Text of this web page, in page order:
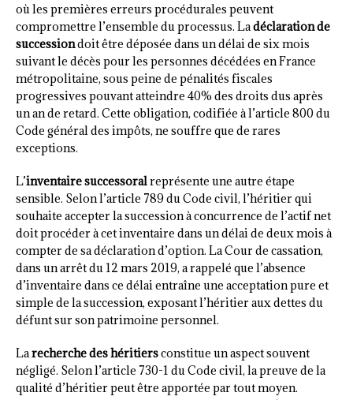
où les premières erreurs procédurales peuvent
compromettre l’ensemble du processus. Ladéclaration de
successiondoit être déposée dans un délai de six mois
suivant le décès pour les personnes décédées en France
métropolitaine, sous peine de pénalités fiscales
progressives pouvant atteindre 40% des droits dus après
un an de retard. Cette obligation, codifiée à l’article 800 du
Code général des impôts, ne souffre que de rares
exceptions.
L’inventaire successoralreprésente une autre étape
sensible. Selon l’article 789 du Code civil, l’héritier qui
souhaite accepter la succession à concurrence de l’actif net
doit procéder à cet inventaire dans un délai de deux mois à
compter de sa déclaration d’option. La Cour de cassation,
dans un arrêt du 12 mars 2019, a rappelé que l’absence
d’inventaire dans ce délai entraîne une acceptation pure et
simple de la succession, exposant l’héritier aux dettes du
défunt sur son patrimoine personnel.
Larecherche des héritiersconstitue un aspect souvent
négligé. Selon l’article 730-1 du Code civil, la preuve de la
qualité d’héritier peut être apportée par tout moyen.